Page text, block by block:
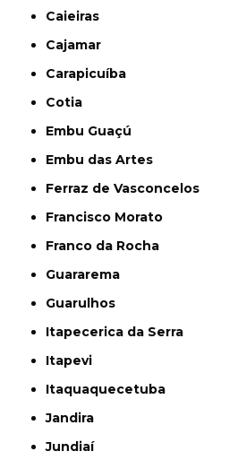
Caieiras
Cajamar
Carapicuíba
Cotia
Embu Guaçú
Embu das Artes
Ferraz de Vasconcelos
Francisco Morato
Franco da Rocha
Guararema
Guarulhos
Itapecerica da Serra
Itapevi
Itaquaquecetuba
Jandira
Jundiaí